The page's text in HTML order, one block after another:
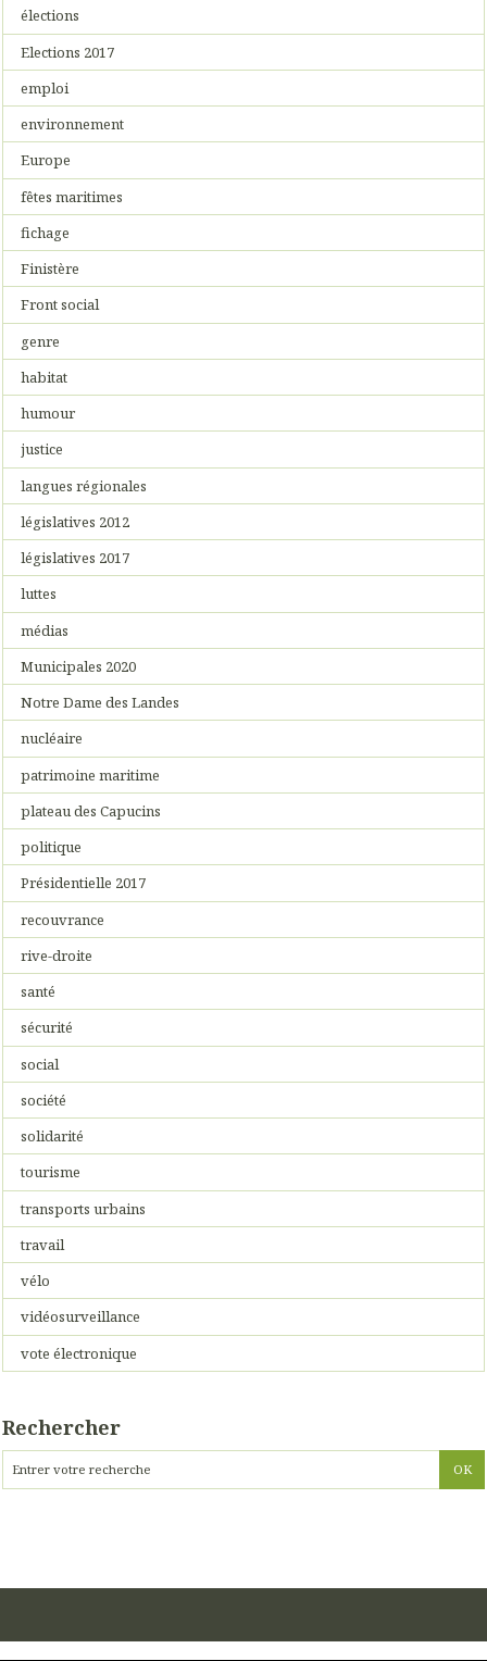
élections
Elections 2017
emploi
environnement
Europe
fêtes maritimes
fichage
Finistère
Front social
genre
habitat
humour
justice
langues régionales
législatives 2012
législatives 2017
luttes
médias
Municipales 2020
Notre Dame des Landes
nucléaire
patrimoine maritime
plateau des Capucins
politique
Présidentielle 2017
recouvrance
rive-droite
santé
sécurité
social
société
solidarité
tourisme
transports urbains
travail
vélo
vidéosurveillance
vote électronique
Rechercher